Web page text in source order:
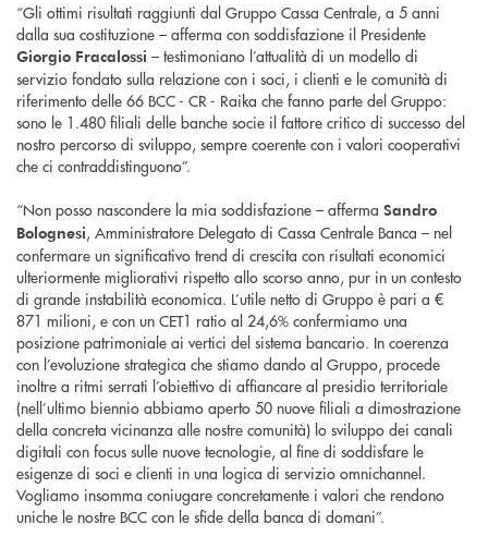
“Gli ottimi risultati raggiunti dal Gruppo Cassa Centrale, a 5 anni
dalla sua costituzione – afferma con soddisfazione il Presidente
Giorgio Fracalossi – testimoniano l’attualità di un modello di
servizio fondato sulla relazione con i soci, i clienti e le comunità di
riferimento delle 66 BCC - CR - Raika che fanno parte del Gruppo:
sono le 1.480 filiali delle banche socie il fattore critico di successo del
nostro percorso di sviluppo, sempre coerente con i valori cooperativi
che ci contraddistinguono”.
“Non posso nascondere la mia soddisfazione – afferma Sandro
Bolognesi, Amministratore Delegato di Cassa Centrale Banca – nel
confermare un significativo trend di crescita con risultati economici
ulteriormente migliorativi rispetto allo scorso anno, pur in un contesto
di grande instabilità economica. L’utile netto di Gruppo è pari a €
871 milioni, e con un CET1 ratio al 24,6% confermiamo una
posizione patrimoniale ai vertici del sistema bancario. In coerenza
con l’evoluzione strategica che stiamo dando al Gruppo, procede
inoltre a ritmi serrati l’obiettivo di affiancare al presidio territoriale
(nell’ultimo biennio abbiamo aperto 50 nuove filiali a dimostrazione
della concreta vicinanza alle nostre comunità) lo sviluppo dei canali
digitali con focus sulle nuove tecnologie, al fine di soddisfare le
esigenze di soci e clienti in una logica di servizio omnichannel.
Vogliamo insomma coniugare concretamente i valori che rendono
uniche le nostre BCC con le sfide della banca di domani”.